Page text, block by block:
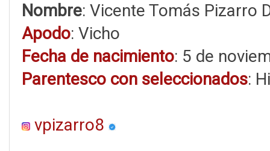
Nombre: Vicente Tomás Pizarro
Apodo: Vicho
Fecha de nacimiento: 5 de
Parentesco con seleccionados:
vpizarro8